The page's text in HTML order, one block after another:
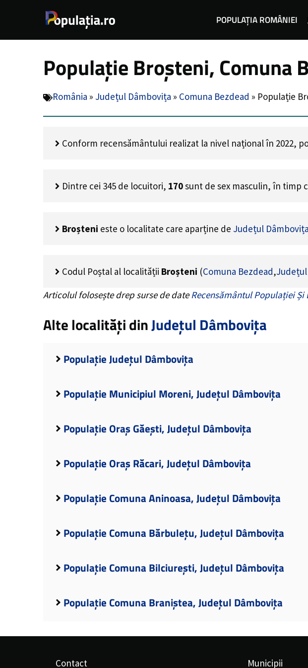
POPULAȚIA ROMÂNIEI
Populație Broșteni, Comuna
România » Județul Dâmbovița » Comuna Bezdead » Populație
Conform recensământului realizat la nivel național în 2022,
Dintre cei 345 de locuitori, 170sunt de sex masculin, în timp
Broșteni este o localitate care aparține de Județul Dâmbovița
Codul Poștal al localității Broșteni (Comuna Bezdead,
Articolul folosește drep surse de dateRecensământul Populației Și
Alte localități dinJudețul Dâmbovița
Populație Județul Dâmbovița
Populație Municipiul Moreni, Județul Dâmbovița
Populație Oraș Găești, Județul Dâmbovița
Populație Oraș Răcari, Județul Dâmbovița
Populație Comuna Aninoasa, Județul Dâmbovița
Populație Comuna Bărbulețu, Județul Dâmbovița
Populație Comuna Bilciurești, Județul Dâmbovița
Populație Comuna Braniștea, Județul Dâmbovița
Contact Municipii